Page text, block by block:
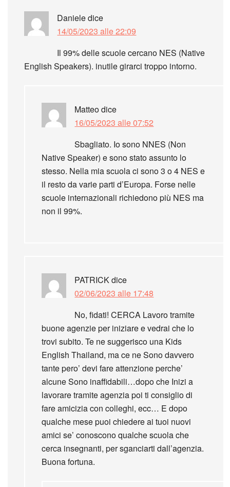
Danieledice
14/05/2023 alle 22:09
Il 99% delle scuole cercano NES (Native
English Speakers). inutile girarci troppo intorno.
Matteodice
16/05/2023 alle 07:52
Sbagliato. Io sono NNES (Non
Native Speaker) e sono stato assunto lo
stesso. Nella mia scuola ci sono 3 o 4 NES e
il resto da varie parti d’Europa. Forse nelle
scuole internazionali richiedono più NES ma
non il 99%.
PATRICKdice
02/06/2023 alle 17:48
No, fidati! CERCA Lavoro tramite
buone agenzie per iniziare e vedrai che lo
trovi subito. Te ne suggerisco una Kids
English Thailand, ma ce ne Sono davvero
tante pero’ devi fare attenzione perche’
alcune Sono inaffidabili…dopo che Inizi a
lavorare tramite agenzia poi ti consiglio di
fare amicizia con colleghi, ecc… E dopo
qualche mese puoi chiedere ai tuoi nuovi
amici se’ conoscono qualche scuola che
cerca insegnanti, per sganciarti dall’agenzia.
Buona fortuna.